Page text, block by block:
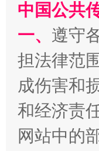
揭开“小金
中国公共
一、 遵守
担法律范
成伤害和
和经济责
网站中的